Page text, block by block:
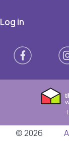
Log in
© 2026